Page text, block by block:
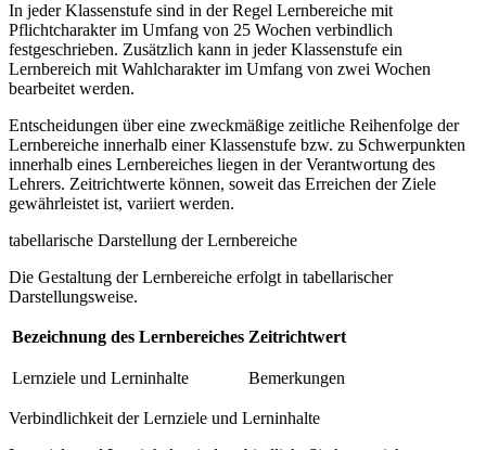
In jeder Klassenstufe sind in der Regel Lernbereiche mit
Pflichtcharakter im Umfang von 25 Wochen verbindlich
festgeschrieben. Zusätzlich kann in jeder Klassenstufe ein
Lernbereich mit Wahlcharakter im Umfang von zwei Wochen
bearbeitet werden.
Entscheidungen über eine zweckmäßige zeitliche Reihenfolge der
Lernbereiche innerhalb einer Klassenstufe bzw. zu Schwerpunkten
innerhalb eines Lernbereiches liegen in der Verantwortung des
Lehrers. Zeitrichtwerte können, soweit das Erreichen der Ziele
gewährleistet ist, variiert werden.
tabellarische Darstellung der Lernbereiche
Die Gestaltung der Lernbereiche erfolgt in tabellarischer
Darstellungsweise.
Bezeichnung des Lernbereiches Zeitrichtwert
Lernziele und Lerninhalte Bemerkungen
Verbindlichkeit der Lernziele und Lerninhalte